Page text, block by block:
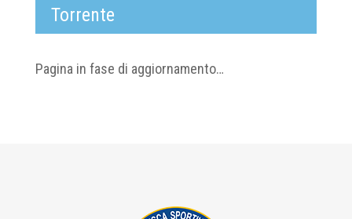
Torrente
Pagina in fase di aggiornamento…